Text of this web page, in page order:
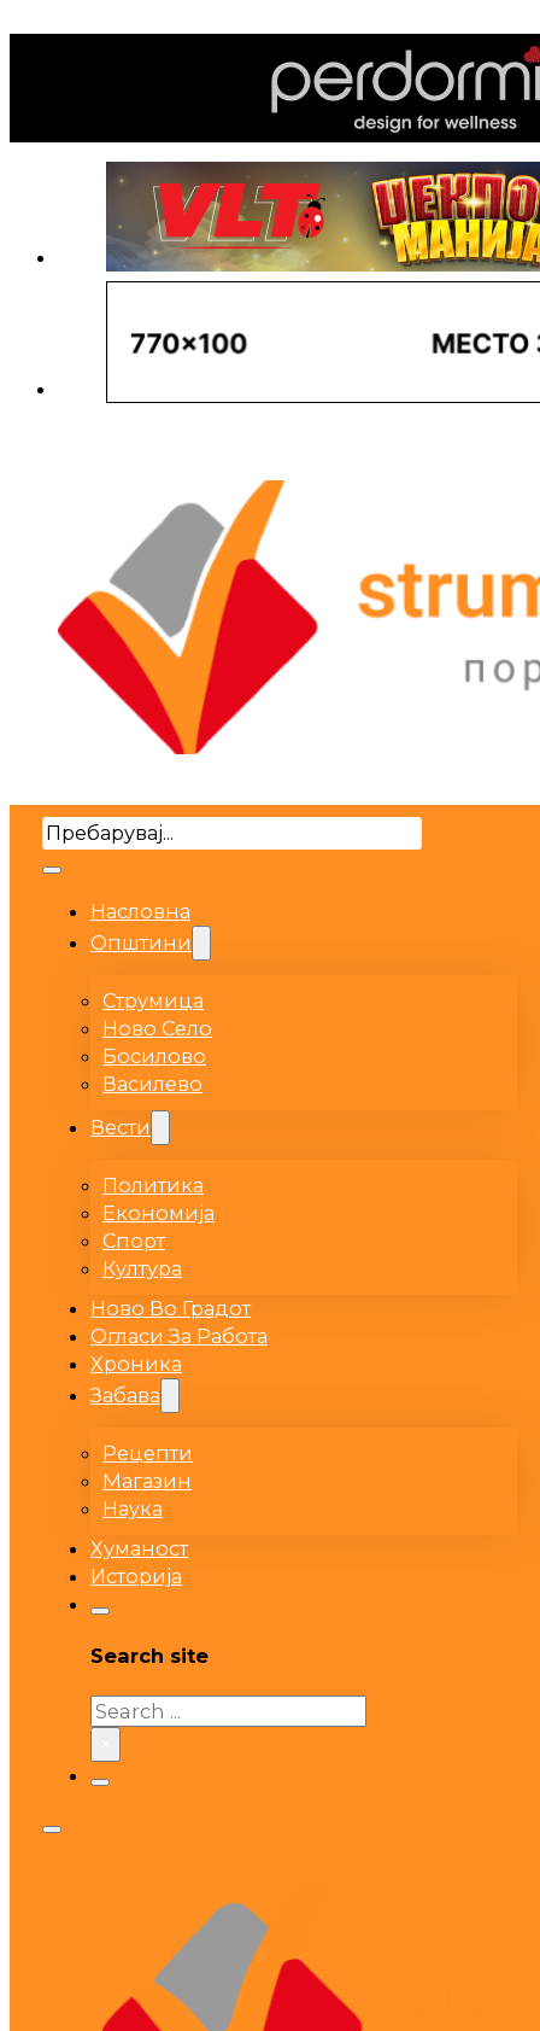
Search
Насловна
Општини
Струмица
Ново Село
Босилово
Василево
Вести
Политика
Економија
Спорт
Култура
Ново Во Градот
Огласи За Работа
Хроника
Забава
Рецепти
Магазин
Наука
Хуманост
Историја
Search site
Search